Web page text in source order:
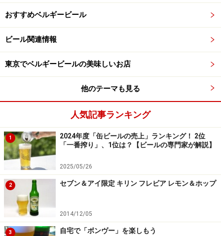
セゾン デュポン
その昔、ベルギー南部のワロン地方の農民が冬の農閑期
に仕込んで夏に飲んで いた事にちなんで「セゾン（季
節）」という名前がついていますが、現在は通年で造 ら
れています。セゾンの名を付けた銘柄は、醸造所のスタ
ンダードなビールに多くみられます。セゾン デュポンは
ベルギーで一番人気のセゾン・ビールです。きめ細かい
泡立ちでホップの苦みが効いています。キリッと冷やし
て、ゆっくりと最後までグラスに注ぎきってお召し上が
り下さい。
おすすめベルギービール
ビール関連情報
東京でベルギービールの美味しいお店
他のテーマも見る
人気記事ランキング
1
2024年度「缶ビールの売上」ランキング！ 2位
「一番搾り」、1位は？【ビールの専門家が解説】
2025/05/26
2 セブン＆アイ限定 キリン フレビア レモン＆ホップ
2014/12/05
3 自宅で「ボンヴー」を楽しもう